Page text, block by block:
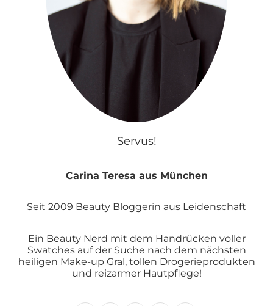
Servus!
Carina Teresa aus München
Seit 2009 Beauty Bloggerin aus Leidenschaft
Ein Beauty Nerd mit dem Handrücken voller
Swatches auf der Suche nach dem nächsten
heiligen Make-up Gral, tollen Drogerieprodukten
und reizarmer Hautpflege!